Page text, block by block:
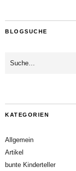
BLOGSUCHE
KATEGORIEN
Allgemein
Artikel
bunte Kinderteller